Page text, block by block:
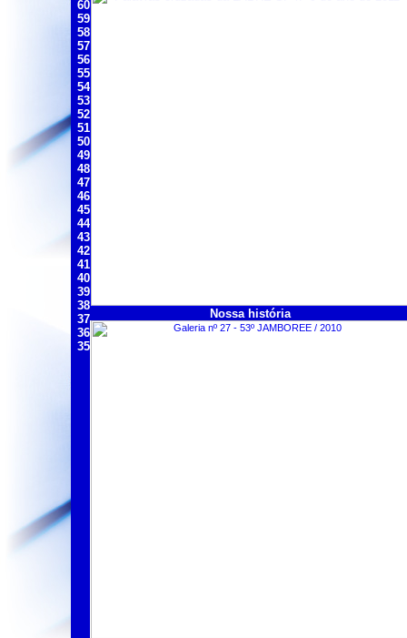
60
59
58
57
56
55
54
53
52
51
50
49
48
47
46
45
44
43
42
41
40
39
38
37
36
35
Nossa história